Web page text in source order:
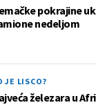
pokrajine
nedeljom
JE LISCO?
železara u